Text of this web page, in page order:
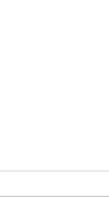
haliyle bir